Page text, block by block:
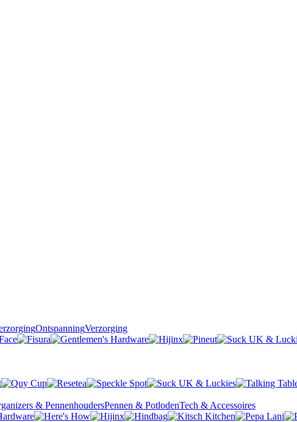
OntspanningVerzorging
& PennenhoudersPennen & PotlodenTech & Accessoires